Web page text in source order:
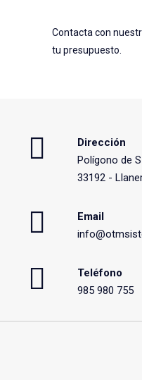
Contacta con
tu presupuesto.
Dirección
Polígono de
33192 -
Email
Teléfono
985 980 755